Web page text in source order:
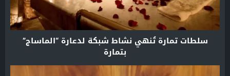
سلطات تمارة تُنهي نشاط شبكة لدعارة “الماساج”
بتمارة